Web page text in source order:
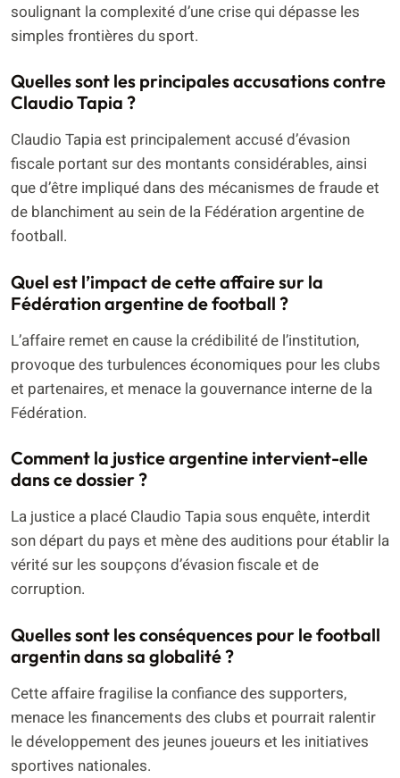
soulignant la complexité d’une crise qui dépasse les
simples frontières du sport.
Quelles sont les principales accusations contre
Claudio Tapia ?
Claudio Tapia est principalement accusé d’évasion
fiscale portant sur des montants considérables, ainsi
que d’être impliqué dans des mécanismes de fraude et
de blanchiment au sein de la Fédération argentine de
football.
Quel est l’impact de cette affaire sur la
Fédération argentine de football ?
L’affaire remet en cause la crédibilité de l’institution,
provoque des turbulences économiques pour les clubs
et partenaires, et menace la gouvernance interne de la
Fédération.
Comment la justice argentine intervient-elle
dans ce dossier ?
La justice a placé Claudio Tapia sous enquête, interdit
son départ du pays et mène des auditions pour établir la
vérité sur les soupçons d’évasion fiscale et de
corruption.
Quelles sont les conséquences pour le football
argentin dans sa globalité ?
Cette affaire fragilise la confiance des supporters,
menace les financements des clubs et pourrait ralentir
le développement des jeunes joueurs et les initiatives
sportives nationales.